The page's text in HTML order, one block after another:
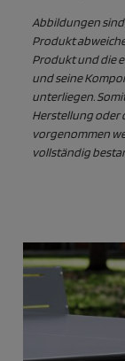
Abbildungen
Produkt
Produkt und die
und seine
unterliegen.
Herstellung oder
vorgenommen
vollständig